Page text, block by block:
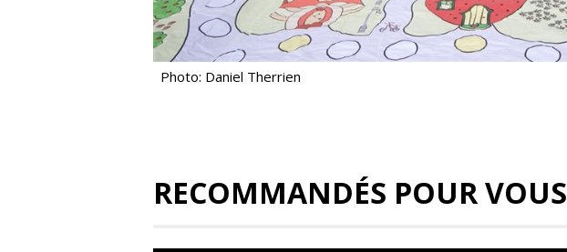
Photo: Daniel Therrien
RECOMMANDÉS POUR VOUS